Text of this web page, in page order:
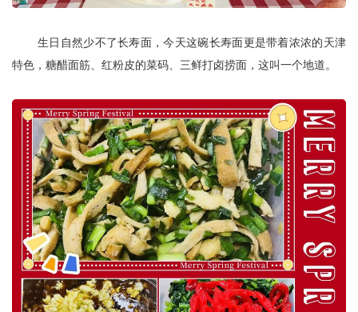
生日自然少不了长寿面，今天这碗长寿面更是带着浓浓的天津
特色，糖醋面筋、红粉皮的菜码、三鲜打卤捞面，这叫一个地道。